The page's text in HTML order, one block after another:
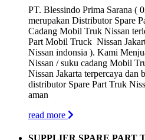
PT. Blessindo Prima Sarana (
merupakan Distributor Spare
Cadang Mobil Truk Nissan
Part Mobil Truck Nissan
Nissan indonsia ). Kami
Nissan / suku cadang Mobil
Nissan Jakarta terpercaya dan
distributor Spare Part Truk
aman
read more
SUPPLIER SPARE PART